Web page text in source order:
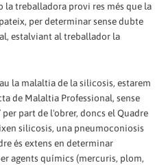
la treballadora provi res més que la
per determinar sense dubte
estalviant al treballador la
la malaltia de la silicosis, estarem
de Malaltia Professional, sense
part de l'obrer, doncs el Quadre
silicosis, una pneumoconiosis
és extens en determinar
agents químics (mercuris, plom,